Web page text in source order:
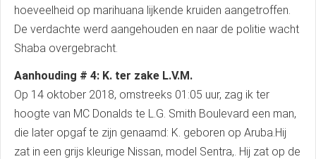
hoeveelheid op marihuana lijkende kruiden aangetroffen.
De verdachte werd aangehouden en naar de politie wacht
Shaba overgebracht.
Aanhouding # 4: K. ter zake L.V.M.
Op 14 oktober 2018, omstreeks 01:05 uur, zag ik ter
hoogte van MC Donalds te L.G. Smith Boulevard een man,
die later opgaf te zijn genaamd: K. geboren op Aruba.Hij
zat in een grijs kleurige Nissan, model Sentra,. Hij zat op de